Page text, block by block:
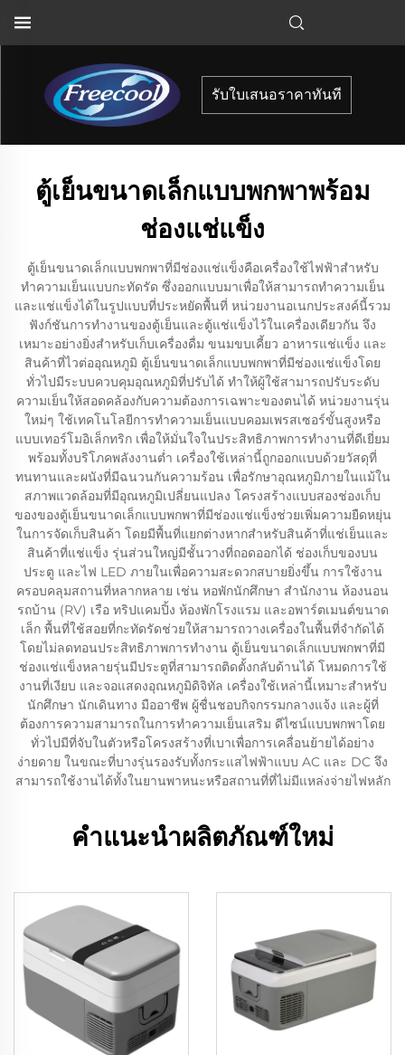
รับใบเสนอราคาทันที
ตู้เย็นขนาดเล็กแบบพกพาพร้อม
ช่องแช่แข็ง
ตู้เย็นขนาดเล็กแบบพกพาที่มีช่องแช่แข็งคือเครื่องใช้ไฟฟ้าสำหรับ
ทำความเย็นแบบกะทัดรัด ซึ่งออกแบบมาเพื่อให้สามารถทำความเย็น
และแช่แข็งได้ในรูปแบบที่ประหยัดพื้นที่ หน่วยงานอเนกประสงค์นี้รวม
ฟังก์ชันการทำงานของตู้เย็นและตู้แช่แข็งไว้ในเครื่องเดียวกัน จึง
เหมาะอย่างยิ่งสำหรับเก็บเครื่องดื่ม ขนมขบเคี้ยว อาหารแช่แข็ง และ
สินค้าที่ไวต่ออุณหภูมิ ตู้เย็นขนาดเล็กแบบพกพาที่มีช่องแช่แข็งโดย
ทั่วไปมีระบบควบคุมอุณหภูมิที่ปรับได้ ทำให้ผู้ใช้สามารถปรับระดับ
ความเย็นให้สอดคล้องกับความต้องการเฉพาะของตนได้ หน่วยงานรุ่น
ใหม่ๆ ใช้เทคโนโลยีการทำความเย็นแบบคอมเพรสเซอร์ขั้นสูงหรือ
แบบเทอร์โมอิเล็กทริก เพื่อให้มั่นใจในประสิทธิภาพการทำงานที่ดีเยี่ยม
พร้อมทั้งบริโภคพลังงานต่ำ เครื่องใช้เหล่านี้ถูกออกแบบด้วยวัสดุที่
ทนทานและผนังที่มีฉนวนกันความร้อน เพื่อรักษาอุณหภูมิภายในแม้ใน
สภาพแวดล้อมที่มีอุณหภูมิเปลี่ยนแปลง โครงสร้างแบบสองช่องเก็บ
ของของตู้เย็นขนาดเล็กแบบพกพาที่มีช่องแช่แข็งช่วยเพิ่มความยืดหยุ่น
ในการจัดเก็บสินค้า โดยมีพื้นที่แยกต่างหากสำหรับสินค้าที่แช่เย็นและ
สินค้าที่แช่แข็ง รุ่นส่วนใหญ่มีชั้นวางที่ถอดออกได้ ช่องเก็บของบน
ประตู และไฟ LED ภายในเพื่อความสะดวกสบายยิ่งขึ้น การใช้งาน
ครอบคลุมสถานที่หลากหลาย เช่น หอพักนักศึกษา สำนักงาน ห้องนอน
รถบ้าน (RV) เรือ ทริปแคมปิ้ง ห้องพักโรงแรม และอพาร์ตเมนต์ขนาด
เล็ก พื้นที่ใช้สอยที่กะทัดรัดช่วยให้สามารถวางเครื่องในพื้นที่จำกัดได้
โดยไม่ลดทอนประสิทธิภาพการทำงาน ตู้เย็นขนาดเล็กแบบพกพาที่มี
ช่องแช่แข็งหลายรุ่นมีประตูที่สามารถติดตั้งกลับด้านได้ โหมดการใช้
งานที่เงียบ และจอแสดงอุณหภูมิดิจิทัล เครื่องใช้เหล่านี้เหมาะสำหรับ
นักศึกษา นักเดินทาง มืออาชีพ ผู้ชื่นชอบกิจกรรมกลางแจ้ง และผู้ที่
ต้องการความสามารถในการทำความเย็นเสริม ดีไซน์แบบพกพาโดย
ทั่วไปมีที่จับในตัวหรือโครงสร้างที่เบาเพื่อการเคลื่อนย้ายได้อย่าง
ง่ายดาย ในขณะที่บางรุ่นรองรับทั้งกระแสไฟฟ้าแบบ AC และ DC จึง
สามารถใช้งานได้ทั้งในยานพาหนะหรือสถานที่ที่ไม่มีแหล่งจ่ายไฟหลัก
คำแนะนำผลิตภัณฑ์ใหม่